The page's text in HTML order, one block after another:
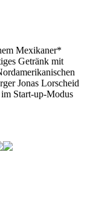
Mexikaner*
Getränk mit
Jonas Lorscheid
Start-up-Modus